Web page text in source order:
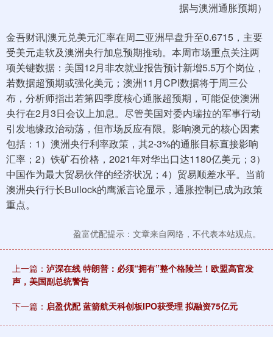
据与澳洲通胀预期）
金吾财讯|澳元兑美元汇率在周二亚洲早盘升至0.6715，主要
受美元走软及澳洲央行加息预期推动。本周市场重点关注两
项关键数据：美国12月非农就业报告预计新增5.5万个岗位，
若数据超预期或强化美元；澳洲11月CPI数据将于周三公
布，分析师指出若第四季度核心通胀超预期，可能促使澳洲
央行在2月3日会议上加息。尽管美国对委内瑞拉的军事行动
引发地缘政治动荡，但市场反应有限。影响澳元的核心因素
包括：1）澳洲央行利率政策，其2-3%的通胀目标直接影响
汇率；2）铁矿石价格，2021年对华出口达1180亿美元；3）
中国作为最大贸易伙伴的经济状况；4）贸易顺差水平。当前
澳洲央行行长Bullock的鹰派言论显示，通胀控制已成为政策
重点。
盈富优配提示：文章来自网络，不代表本站观点。
上一篇： 泸深在线 特朗普：必须“拥有”整个格陵兰！欧盟高官发
声，美国副总统警告
下一篇： 启盈优配 蓝箭航天科创板IPO获受理 拟融资75亿元